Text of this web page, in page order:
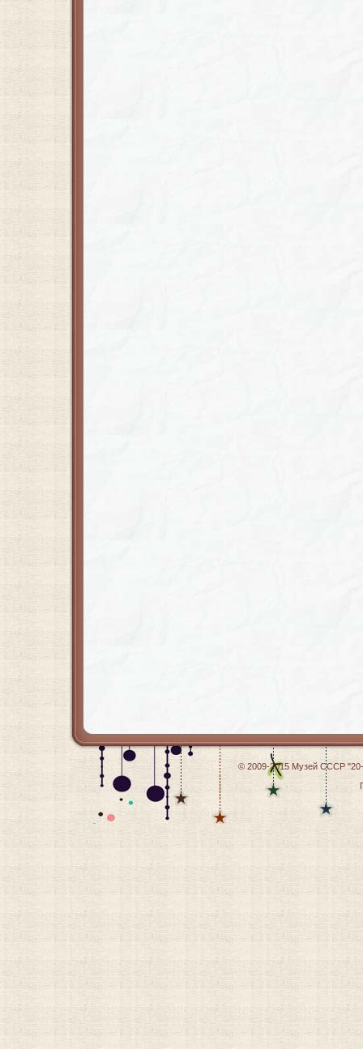
© 2009-2015 Музей СССР